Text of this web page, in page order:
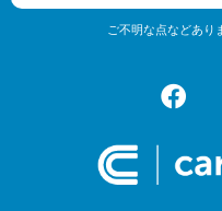
ご不明な点などあり